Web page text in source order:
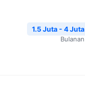
1.5 Juta - 4 Juta
Bulanan